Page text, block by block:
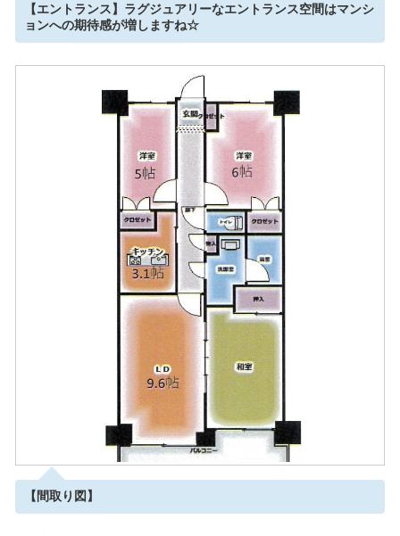
【エントランス】ラグジュアリーなエントランス空間はマンシ
ョンへの期待感が増しますね☆
【間取り図】